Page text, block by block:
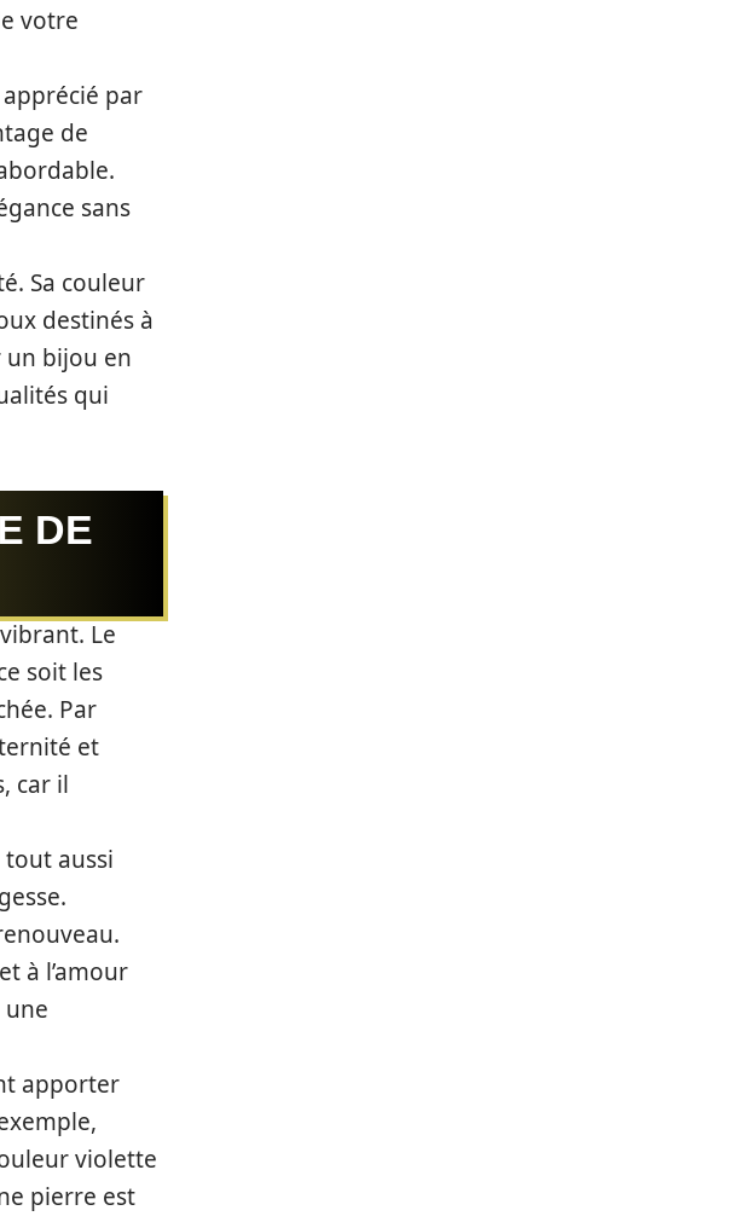
votre
par
de
sans
Sa couleur
destinés à
un bijou en
qui
DE
Le
soit les
Par
et
car il
aussi
à l’amour
une
apporter
violette
pierre est